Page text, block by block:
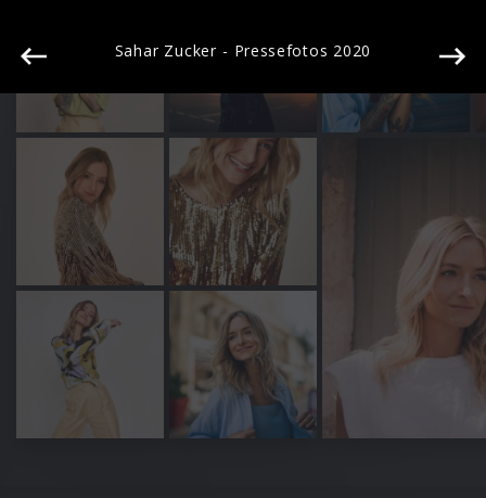
Sahar Zucker - Pressefotos 2020